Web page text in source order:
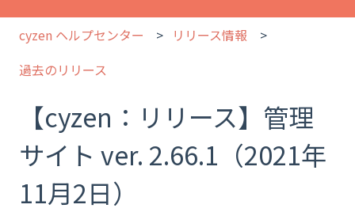
cyzen ヘルプセンター
リリース情報
過去のリリース
【cyzen：リリース】管理
サイト ver. 2.66.1（2021年
11月2日）